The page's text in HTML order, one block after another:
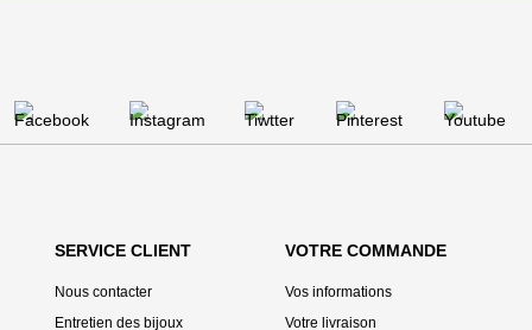
SERVICE CLIENT
Nous contacter
Entretien des bijoux
VOTRE COMMANDE
Vos informations
Votre livraison